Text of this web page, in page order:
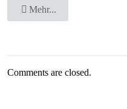
Mehr...
Comments are closed.